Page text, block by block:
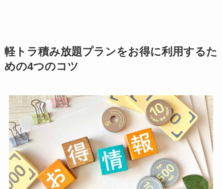
軽トラ積み放題プランをお得に利用するた
めの4つのコツ